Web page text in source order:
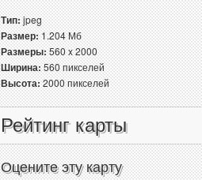
Тип:jpeg
Размер:1.204 Мб
Размеры:560 x 2000
Ширина:560 пикселей
Высота:2000 пикселей
Рейтинг карты
Оцените эту карту